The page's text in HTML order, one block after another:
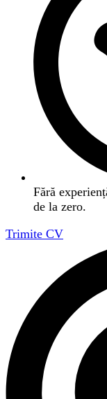
Fără
de la zero.
Trimite CV